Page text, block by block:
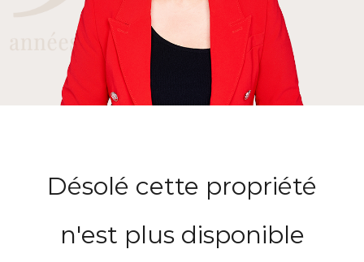
Désolé cette propriété
n'est plus disponible